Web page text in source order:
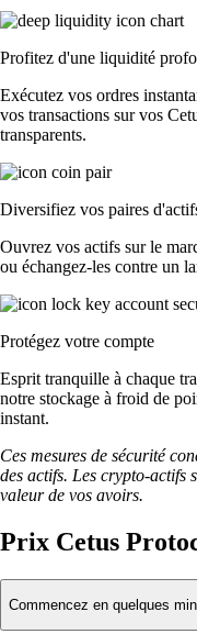
Profitez d'une liquidité
Exécutez vos ordres
vos transactions sur vos
transparents.
Diversifiez vos paires
Ouvrez vos actifs sur le
ou échangez-les contre un
Protégez votre compte
Esprit tranquille à chaque
notre stockage à froid de
instant.
Ces mesures de sécurité
des actifs. Les crypto-actifs
valeur de vos avoirs.
Prix Cetus
Commencez en quelques